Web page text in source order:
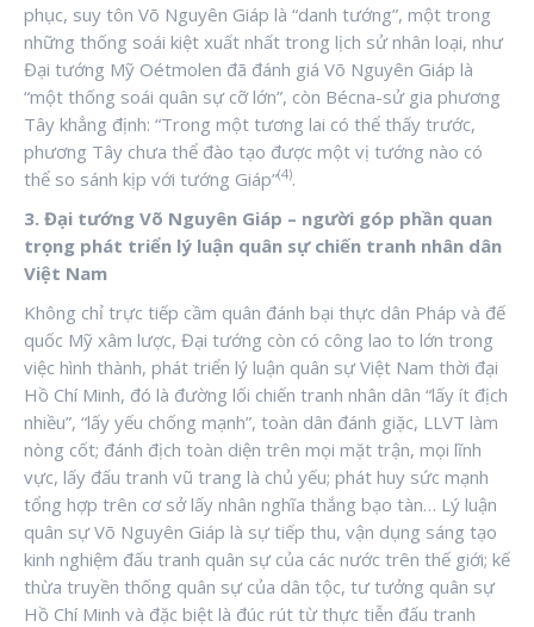
phục, suy tôn Võ Nguyên Giáp là “danh tướng”, một trong
những thống soái kiệt xuất nhất trong lịch sử nhân loại, như
Đại tướng Mỹ Oétmolen đã đánh giá Võ Nguyên Giáp là
“một thống soái quân sự cỡ lớn”, còn Bécna-sử gia phương
Tây khẳng định: “Trong một tương lai có thể thấy trước,
phương Tây chưa thể đào tạo được một vị tướng nào có
thể so sánh kịp với tướng Giáp”(4).
3. Đại tướng Võ Nguyên Giáp – người góp phần quan
trọng phát triển lý luận quân sự chiến tranh nhân dân
Việt Nam
Không chỉ trực tiếp cầm quân đánh bại thực dân Pháp và đế
quốc Mỹ xâm lược, Đại tướng còn có công lao to lớn trong
việc hình thành, phát triển lý luận quân sự Việt Nam thời đại
Hồ Chí Minh, đó là đường lối chiến tranh nhân dân “lấy ít địch
nhiều”, “lấy yếu chống mạnh”, toàn dân đánh giặc, LLVT làm
nòng cốt; đánh địch toàn diện trên mọi mặt trận, mọi lĩnh
vực, lấy đấu tranh vũ trang là chủ yếu; phát huy sức mạnh
tổng hợp trên cơ sở lấy nhân nghĩa thắng bạo tàn… Lý luận
quân sự Võ Nguyên Giáp là sự tiếp thu, vận dụng sáng tạo
kinh nghiệm đấu tranh quân sự của các nước trên thế giới; kế
thừa truyền thống quân sự của dân tộc, tư tưởng quân sự
Hồ Chí Minh và đặc biệt là đúc rút từ thực tiễn đấu tranh